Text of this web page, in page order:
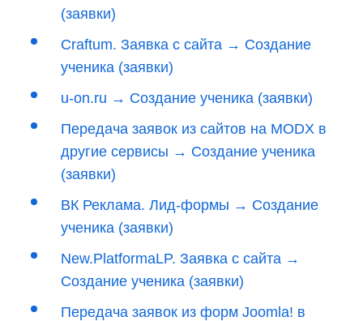
(заявки)
Craftum. Заявка с сайта → Создание
ученика (заявки)
u-on.ru → Создание ученика (заявки)
Передача заявок из сайтов на MODX в
другие сервисы → Создание ученика
(заявки)
ВК Реклама. Лид-формы → Создание
ученика (заявки)
New.PlatformaLP. Заявка с сайта →
Создание ученика (заявки)
Передача заявок из форм Joomla! в